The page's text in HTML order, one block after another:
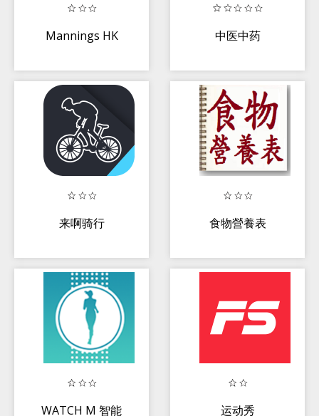
Mannings HK 中医中药
来啊骑行 食物營養表
WATCH M 智能
运动秀